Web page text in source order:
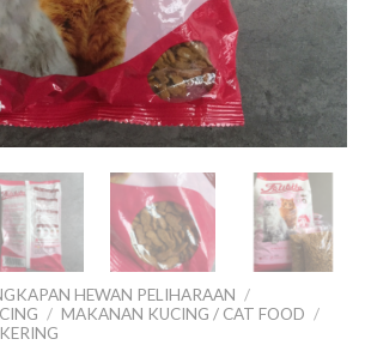
HEWAN PELIHARAAN /
/ MAKANAN KUCING / CAT FOOD /